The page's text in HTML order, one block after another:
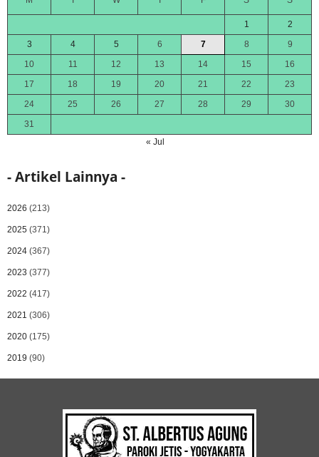
1
2
3
4 5 6 7 8
9
10
11 12 13 14 15
16
17
18 19 20 21 22
23
24
25 26 27 28 29
30
31
« Jul
- Artikel Lainnya -
2026 (213)
2025 (371)
2024 (367)
2023 (377)
2022 (417)
2021 (306)
2020 (175)
2019 (90)